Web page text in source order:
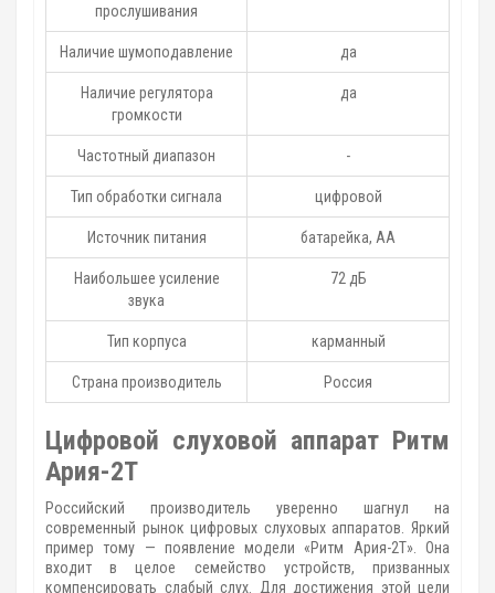
прослушивания
Наличие шумоподавление да
Наличие регулятора
громкости
да
Частотный диапазон -
Тип обработки сигнала цифровой
Источник питания батарейка, АА
Наибольшее усиление
звука
72 дБ
Тип корпуса карманный
Страна производитель Россия
Цифровой слуховой аппарат Ритм
Ария-2Т
Российский производитель уверенно шагнул на
современный рынок цифровых слуховых аппаратов. Яркий
пример тому — появление модели «Ритм Ария-2Т». Она
входит в целое семейство устройств, призванных
компенсировать слабый слух. Для достижения этой цели